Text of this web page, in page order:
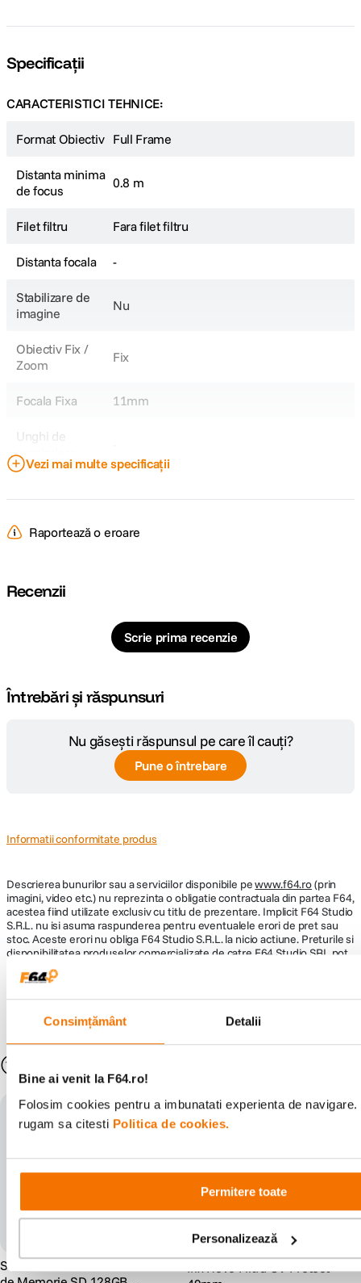
Consimțământ Detalii
Bine ai venit la F64.ro!
Folosim cookies pentru a imbunatati experienta de
rugam sa citesti Politica de cookies.
Permitere toate
Personalizează
Specificații
CARACTERISTICI TEHNICE:
Format Obiectiv Full Frame
Distanta minima
de focus
0.8 m
Filet filtru Fara filet filtru
Distanta focala -
Stabilizare de
imagine
Nu
Obiectiv Fix /
Zoom
Fix
Focala Fixa 11mm
Unghi de
cuprindere
Vezi mai multe specificații
Raportează o eroare
Recenzii
Scrie prima recenzie
Întrebări și răspunsuri
Nu găsești răspunsul pe care îl cauți?
Pune o întrebare
Informatii conformitate produs
Descrierea bunurilor sau a serviciilor disponibile pewww.f64.ro(prin
imagini, video etc.) nu reprezinta o obligatie contractuala din partea F64,
acestea fiind utilizate exclusiv cu titlu de prezentare. Implicit F64 Studio
S.R.L. nu isi asuma raspunderea pentru eventualele erori de pret sau
stoc. Aceste erori nu obliga F64 Studio S.R.L. la nicio actiune. Preturile si
disponibilitatea produselor comercializate de catre F64 Studio SRL pot
suferi modificari ulterioare, acest lucru fiind influentat de factori externi
precum politica de preturi a distribuitorilor sau disponibilitatea
pot surveni in urma unor greseli de dactilografiere, lipsa de acuratete
SanDisk Extreme PRO Card
Irix Revo Filtru UV Protect